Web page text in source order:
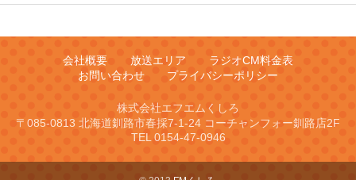
会社概要 放送エリア
ラジオCM料金表
お問い合わせ
プライバシーポリシー
株式会社エフエムくしろ
〒085-0813 北海道釧路市春採7-1-24 コーチャンフォー釧路店2F
TEL 0154-47-0946